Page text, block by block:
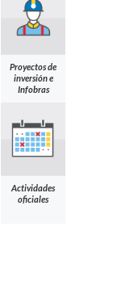
Proyectos de
inversión e
Infobras
Actividades
oficiales